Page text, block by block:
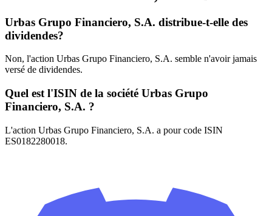
Urbas Grupo Financiero, S.A. distribue-t-elle des
dividendes?
Non, l'action Urbas Grupo Financiero, S.A. semble n'avoir jamais
versé de dividendes.
Quel est l'ISIN de la société Urbas Grupo
Financiero, S.A. ?
L'action Urbas Grupo Financiero, S.A. a pour code ISIN
ES0182280018.